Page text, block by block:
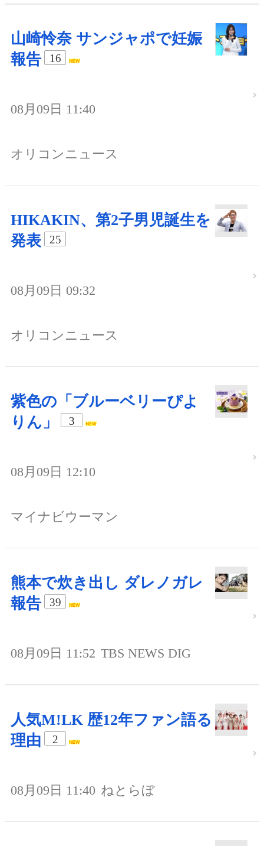
山崎怜奈 サンジャポで妊娠
報告
16
08月09日 11:40
オリコンニュース
HIKAKIN、第2子男児誕生を
発表
25
08月09日 09:32
オリコンニュース
紫色の「ブルーベリーぴよ
りん」
3
08月09日 12:10
マイナビウーマン
熊本で炊き出し ダレノガレ
報告
39
08月09日 11:52 TBS NEWS DIG
人気M!LK 歴12年ファン語る
理由
2
08月09日 11:40 ねとらぼ